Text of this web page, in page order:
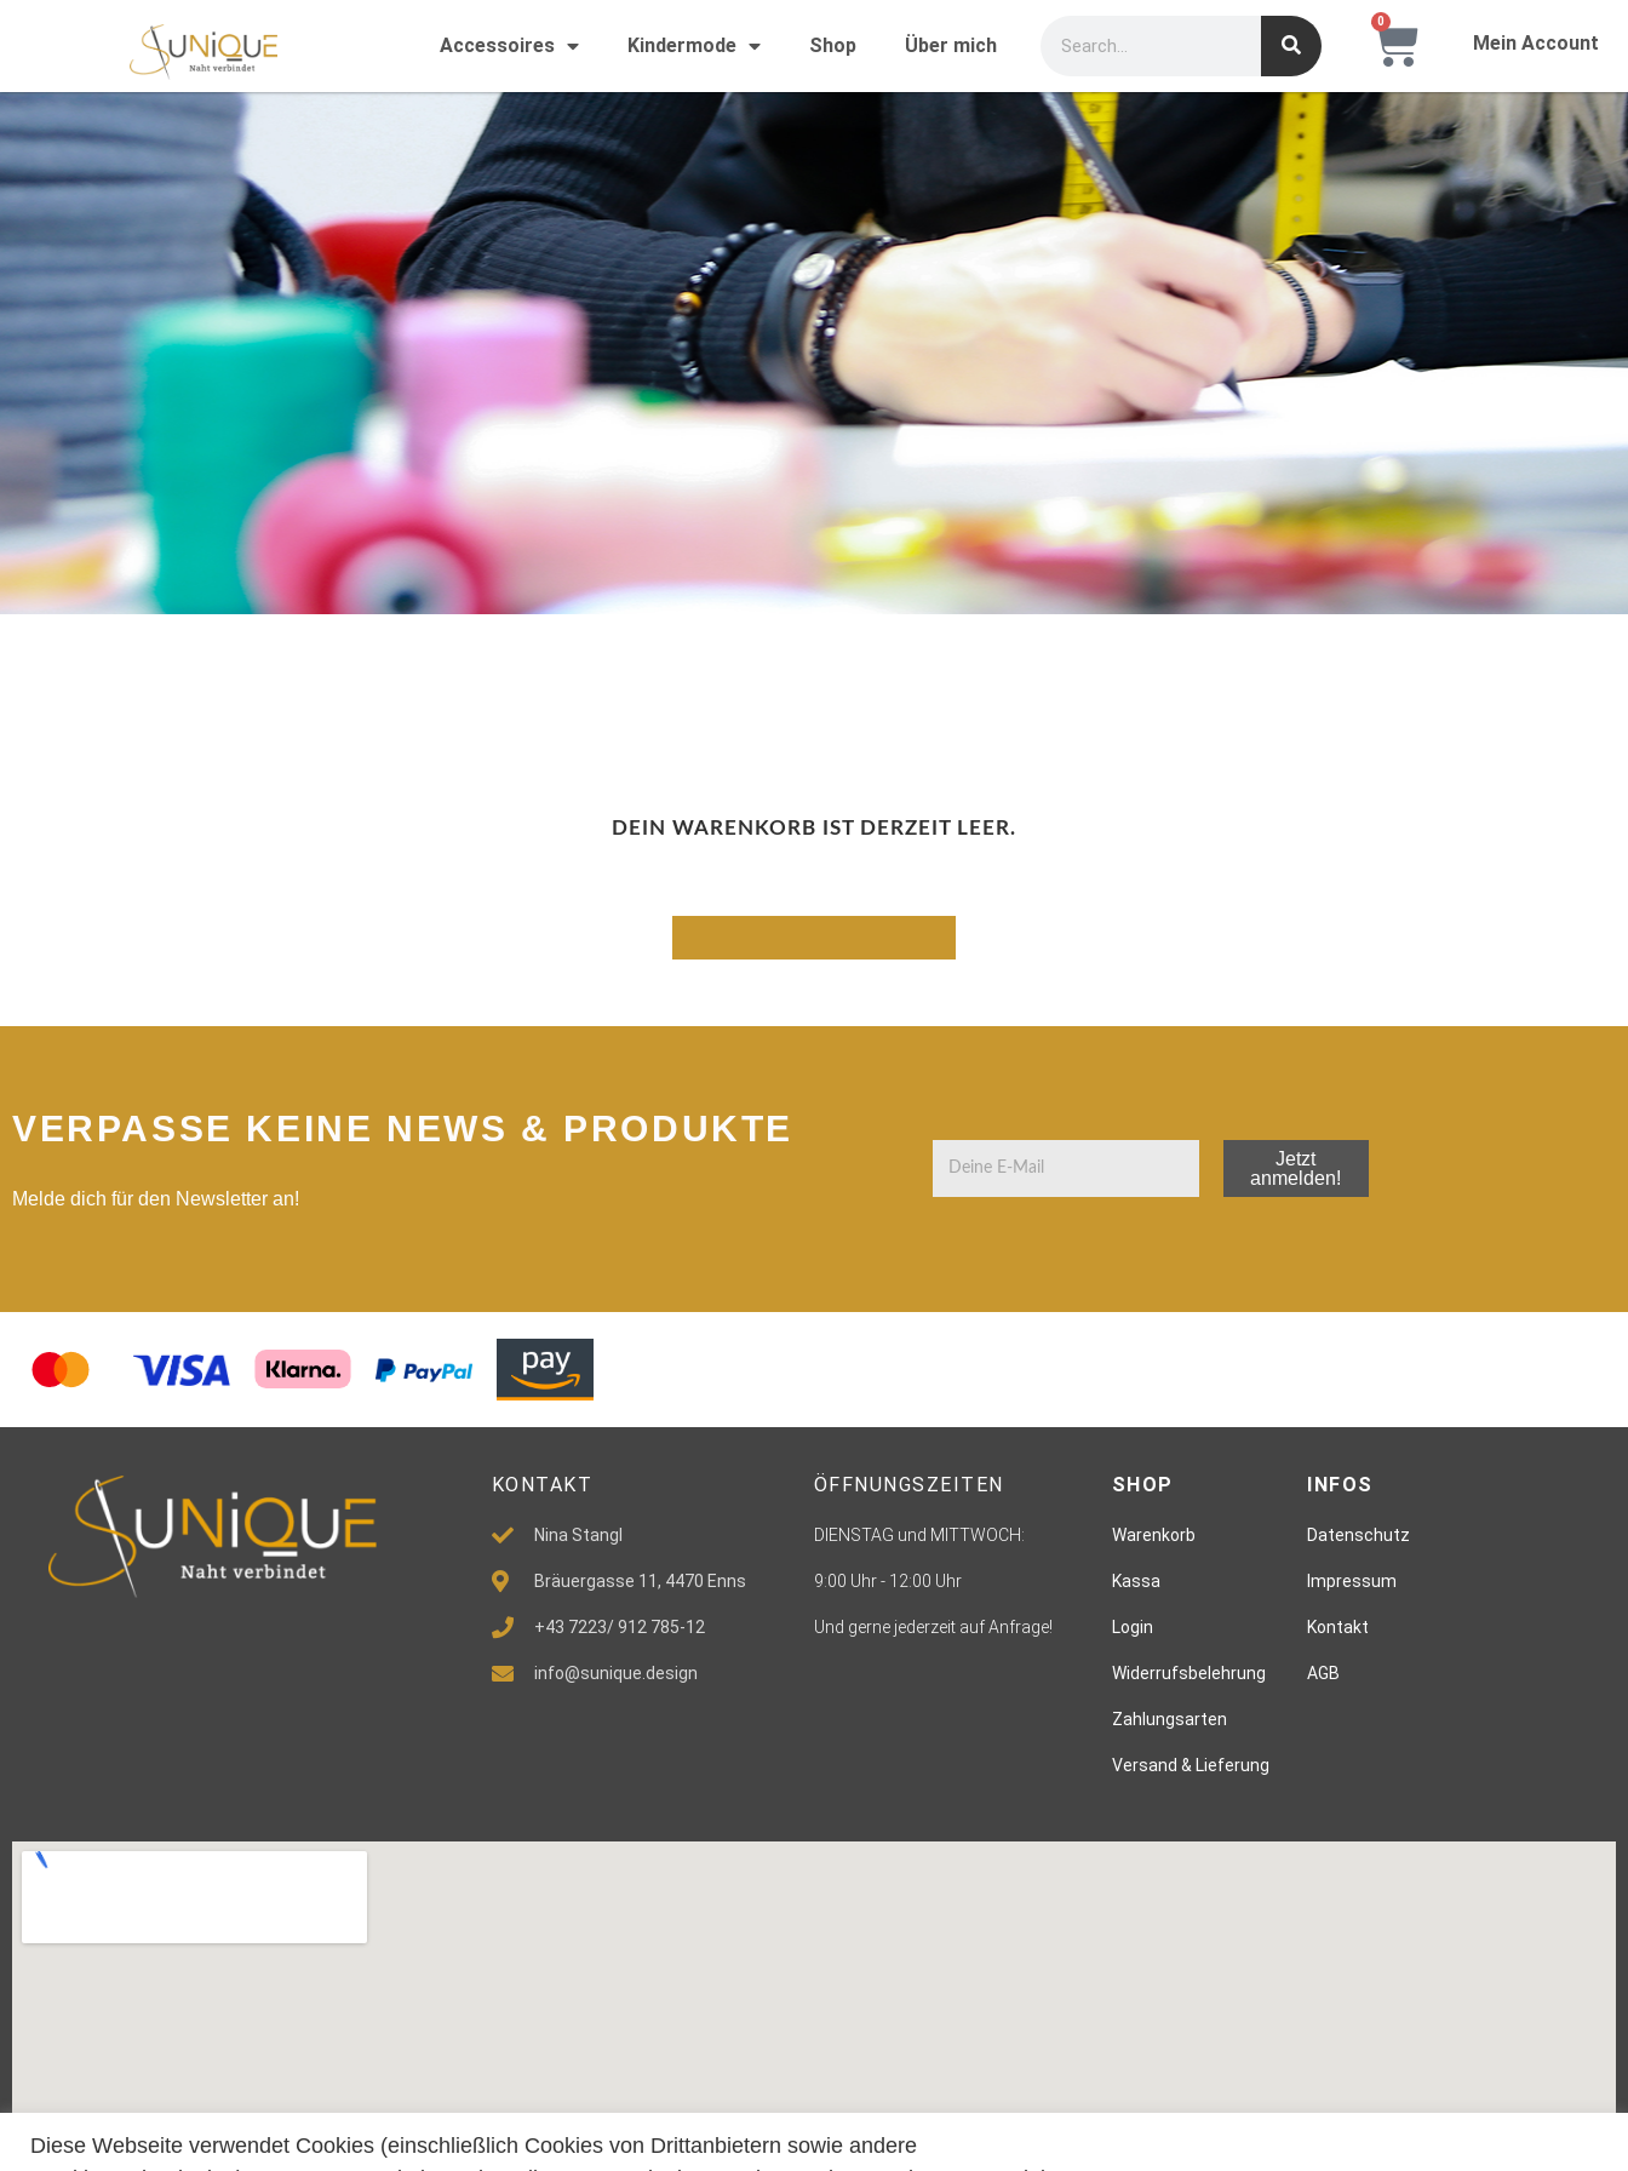
Accessoires Kindermode Shop Über mich
0
Mein Account
DEIN WARENKORB IST DERZEIT LEER.
VERPASSE KEINE NEWS & PRODUKTE
Melde dich für den Newsletter an!
Jetzt
anmelden!
KONTAKT
Nina Stangl
Bräuergasse 11, 4470 Enns
+43 7223/ 912 785-12
info@sunique.design
ÖFFNUNGSZEITEN
DIENSTAG und MITTWOCH:
9:00 Uhr - 12:00 Uhr
Und gerne jederzeit auf Anfrage!
SHOP
Warenkorb
Kassa
Login
Widerrufsbelehrung
Zahlungsarten
Versand & Lieferung
INFOS
Datenschutz
Impressum
Kontakt
AGB
Diese Webseite verwendet Cookies (einschließlich Cookies von Drittanbietern sowie andere